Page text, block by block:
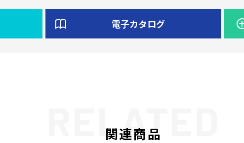
電子カタログ
関連商品